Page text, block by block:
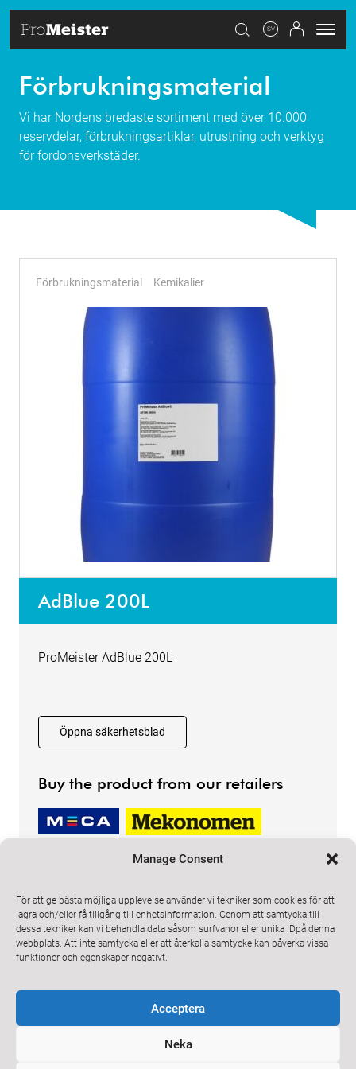
Manage Consent
För att ge bästa möjliga upplevelse använder vi tekniker som cookies för att
lagra och/eller få tillgång till enhetsinformation. Genom att samtycka till
dessa tekniker kan vi behandla data såsom surfvanor eller unika IDpå denna
webbplats. Att inte samtycka eller att återkalla samtycke kan påverka vissa
funktioner och egenskaper negativt.
Acceptera
Neka
SV
Förbrukningsmaterial
Vi har Nordens bredaste sortiment med över 10.000
reservdelar, förbrukningsartiklar, utrustning och verktyg
för fordonsverkstäder.
Förbrukningsmaterial Kemikalier
AdBlue 200L
ProMeister AdBlue 200L
Öppna säkerhetsblad
Buy the product from our retailers
ProMeister Solutions
Emailinfo@promeister.com
Prenumerera på vårt nyhetsbrev